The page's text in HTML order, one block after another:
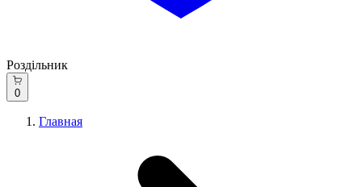
Роздільник
0
Главная